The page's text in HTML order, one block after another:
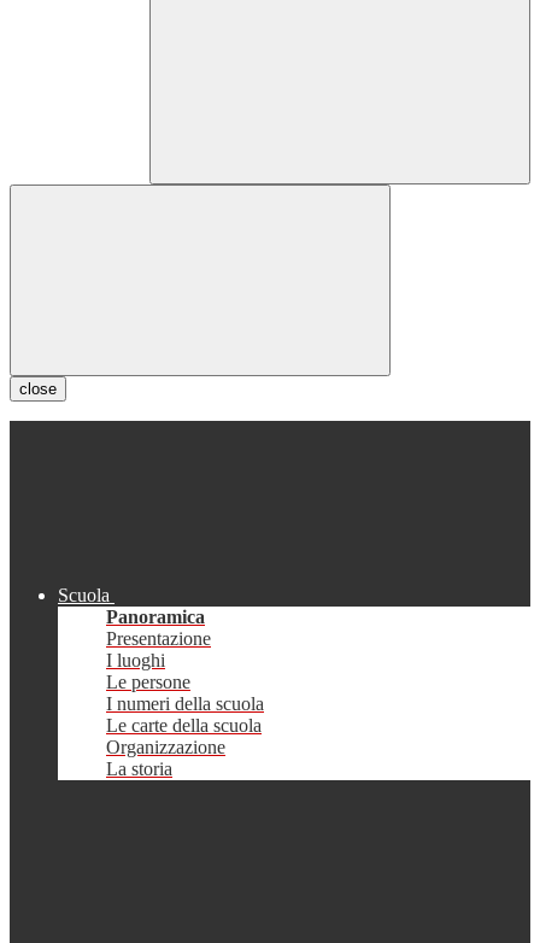
close
Scuola
Panoramica
Presentazione
I luoghi
Le persone
I numeri della scuola
Le carte della scuola
Organizzazione
La storia